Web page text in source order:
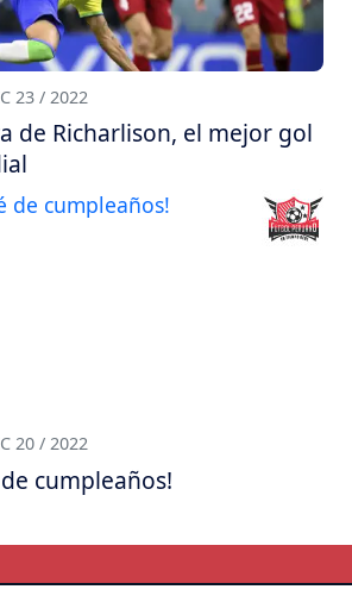
23 / 2022
de Richarlison, el mejor gol
20 / 2022
cumpleaños!